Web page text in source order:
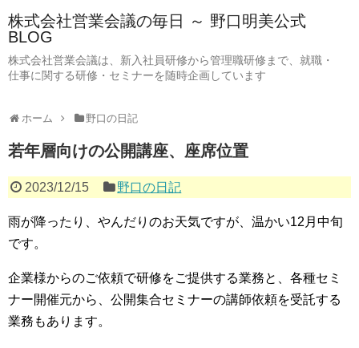
株式会社営業会議の毎日 ～ 野口明美公式
BLOG
株式会社営業会議は、新入社員研修から管理職研修まで、就職・
仕事に関する研修・セミナーを随時企画しています
ホーム 野口の日記
若年層向けの公開講座、座席位置
2023/12/15 野口の日記
雨が降ったり、やんだりのお天気ですが、温かい12月中旬
です。
企業様からのご依頼で研修をご提供する業務と、各種セミ
ナー開催元から、公開集合セミナーの講師依頼を受託する
業務もあります。